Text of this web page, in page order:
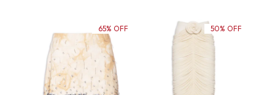
65% OFF 50% OFF